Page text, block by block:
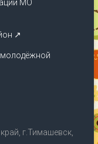
МО
↗
молодёжной
г.Тимашевск,